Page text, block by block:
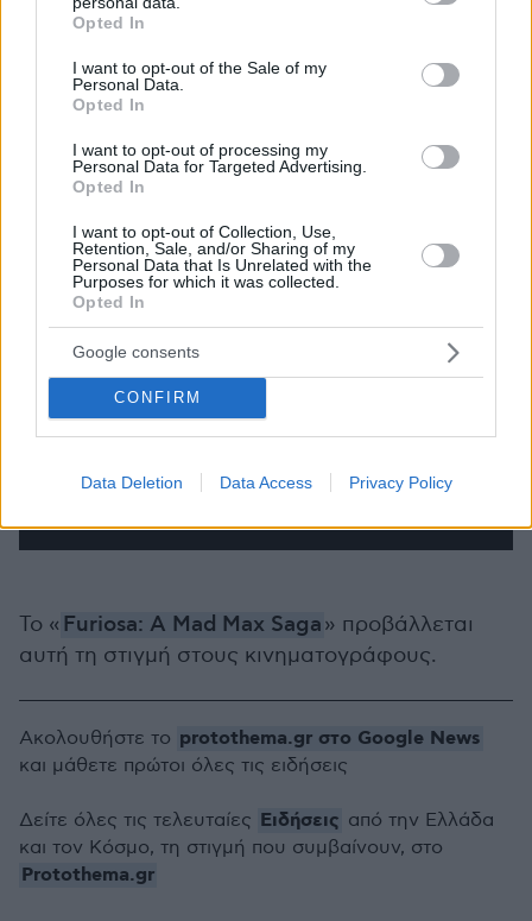
grant or deny consent to Google and its third-party tags to
use your data for below specified purposes in below Google
consent section.
Opted In
I want to opt-out of the Sale of my
Personal Data.
Opted In
I want to opt-out of processing my
Personal Data for Targeted Advertising.
Opted In
I want to opt-out of Collection, Use,
Retention, Sale, and/or Sharing of my
Personal Data that Is Unrelated with the
Purposes for which it was collected.
Opted In
Google consents
CONFIRM
Data Deletion Data Access Privacy Policy
πρώτου δεν την αγγίζει τίποτα...
Το « Furiosa: A Mad Max Saga» προβάλλεται
αυτή τη στιγμή στους κινηματογράφους.
Ακολουθήστε το protothema.gr στο Google News
και μάθετε πρώτοι όλες τις ειδήσεις
Δείτε όλες τις τελευταίες Ειδήσεις από την Ελλάδα
και τον Κόσμο, τη στιγμή που συμβαίνουν, στο
Protothema.gr